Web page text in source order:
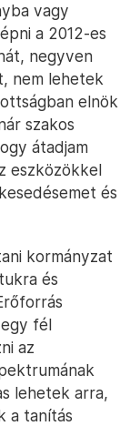
vagy
a 2012-es
negyven
nem lehetek
elnök
szakos
átadjam
eszközökkel
és
kormányzat
és
egy fél
az
lehetek arra,
a tanítás